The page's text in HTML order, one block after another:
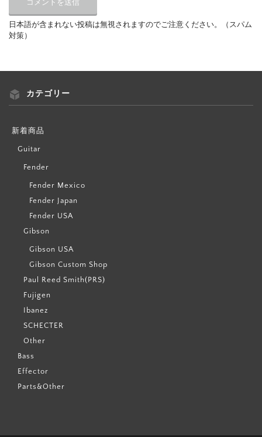
日本語が含まれない投稿は無視されますのでご注意ください。（スパム
対策）
カテゴリー
新着商品
Guitar
Fender
Fender Mexico
Fender Japan
Fender USA
Gibson
Gibson USA
Gibson Custom Shop
Paul Reed Smith(PRS)
Fujigen
Ibanez
SCHECTER
Other
Bass
Effector
Parts&Other